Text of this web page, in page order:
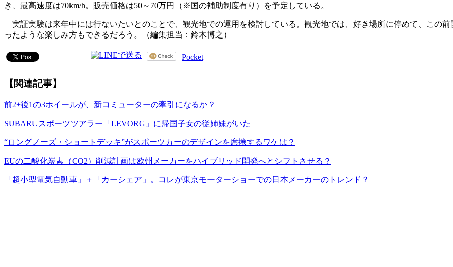
き、最高速度は70km/h。販売価格は50～70万円（※国の補助制度有り）を予定している。
実証実験は来年中には行ないたいとのことで、観光地での運用を検討している。観光地では、好き場所に停めて、この
ったような楽しみ方もできるだろう。（編集担当：鈴木博之）
Pocket
【関連記事】
前2+後1の3ホイールが、新コミューターの牽引になるか？
SUBARUスポーツツアラー「LEVORG」に帰国子女の従姉妹がいた
“ロングノーズ・ショートデッキ”がスポーツカーのデザインを席捲するワケは？
EUの二酸化炭素（CO2）削減計画は欧州メーカーをハイブリッド開発へとシフトさせる？
「超小型電気自動車」＋「カーシェア」。コレが東京モーターショーでの日本メーカーのトレンド？